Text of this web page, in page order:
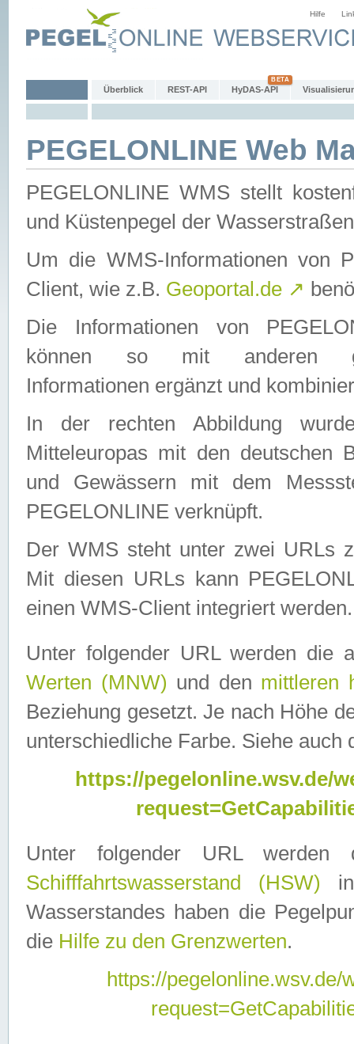
Hilfe
Überblick REST-API HyDAS-API
PEGELONLINE Web
PEGELONLINE WMS stellt
und Küstenpegel der
Um die WMS-Informationen von
Client, wie z.B. Geoportal.de ↗
Die Informationen von
können so mit anderen
Informationen ergänzt und
In der rechten Abbildung
Mitteleuropas mit den deutschen
und Gewässern mit dem
PEGELONLINE verknüpft.
Der WMS steht unter zwei URLs
Mit diesen URLs kann
einen WMS-Client integriert werden.
Unter folgender URL werden die
Werten (MNW) und den mittleren
Beziehung gesetzt. Je nach Höhe
unterschiedliche Farbe. Siehe auch
https://pegelonline.wsv.de/
Unter folgender URL
Schifffahrtswasserstand (HSW)
Wasserstandes haben die
die Hilfe zu den Grenzwerten.
https://